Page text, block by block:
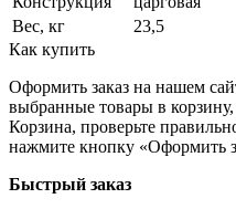
Вес, кг
23,5
Как купить
Оформить заказ на нашем
выбранные товары в
Корзина, проверьте
нажмите кнопку «Оформить
Быстрый заказ